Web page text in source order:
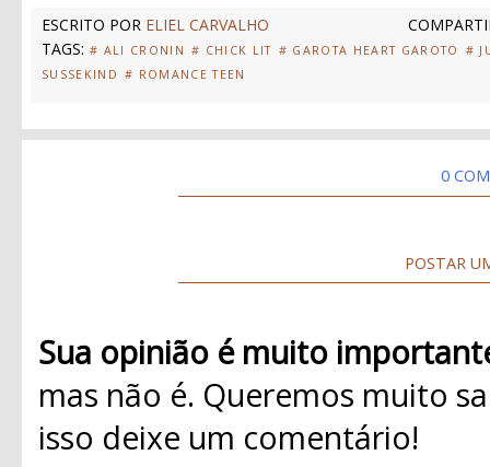
ESCRITO POR ELIEL CARVALHO
TAGS: # ALI CRONIN # CHICK LIT # GAROTA HEART GAROTO
#
SUSSEKIND # ROMANCE TEEN
0
POSTAR
Sua opinião é muito
mas não é. Queremos muito
isso deixe um comentário!